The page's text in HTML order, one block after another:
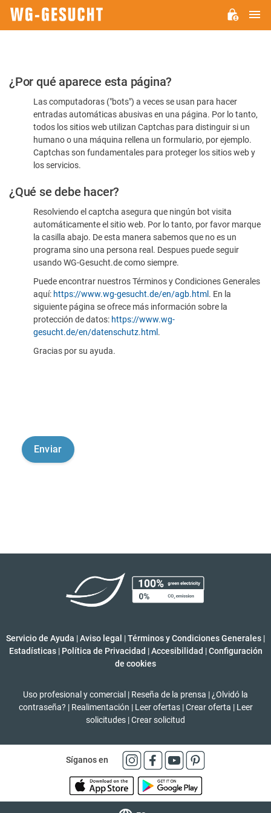
Por
favor,
confirme
humano
¿Por qué aparece esta página?
Las computadoras ("bots") a veces se usan para hacer
entradas automáticas abusivas en una página. Por lo tanto,
todos los sitios web utilizan Captchas para distinguir si un
humano o una máquina rellena un formulario, por ejemplo.
Captchas son fundamentales para proteger los sitios web y
los servicios.
¿Qué se debe hacer?
Resolviendo el captcha asegura que ningún bot visita
automáticamente el sitio web. Por lo tanto, por favor marque
la casilla abajo. De esta manera sabemos que no es un
programa sino una persona real. Despues puede seguir
usando WG-Gesucht.de como siempre.
Puede encontrar nuestros Términos y Condiciones Generales
aquí: https://www.wg-gesucht.de/en/agb.html . En la
siguiente página se ofrece más información sobre la
protección de datos: https://www.wg-
gesucht.de/en/datenschutz.html .
Gracias por su ayuda.
Servicio de Ayuda |Aviso legal |Términos y Condiciones Generales |
Estadísticas | Política de Privacidad | Accesibilidad | Configuración
de cookies
Uso profesional y comercial | Reseña de la prensa | ¿Olvidó la
contraseña? | Realimentación | Leer ofertas | Crear oferta | Leer
solicitudes |Crear solicitud
Síganos en